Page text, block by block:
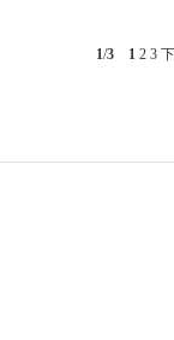
1/3 1 2 3